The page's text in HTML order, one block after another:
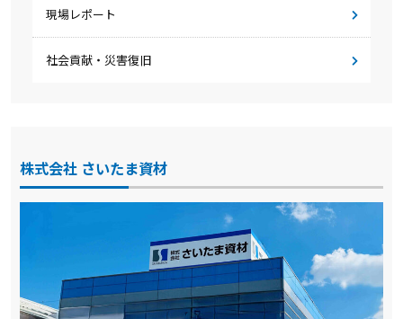
現場レポート
社会貢献・災害復旧
株式会社 さいたま資材